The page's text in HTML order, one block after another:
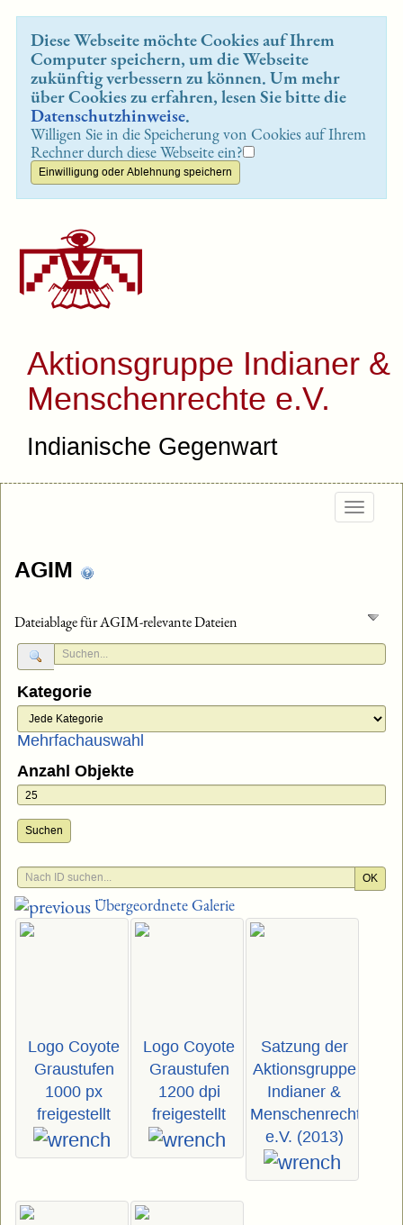
Diese Webseite möchte Cookies auf Ihrem
Computer speichern, um die Webseite
zukünftig verbessern zu können. Um mehr
über Cookies zu erfahren, lesen Sie bitte die
Datenschutzhinweise.
Willigen Sie in die Speicherung von Cookies auf Ihrem
Rechner durch diese Webseite ein?
Aktionsgruppe Indianer &
Menschenrechte e.V.
Indianische Gegenwart
AGIM
Dateiablage für AGIM-relevante Dateien
Kategorie
Mehrfachauswahl
Anzahl Objekte
Suchen
OK
Übergeordnete Galerie
Logo Coyote
Graustufen
1000 px
freigestellt
Logo Coyote
Graustufen
1200 dpi
freigestellt
Satzung der
Aktionsgruppe
Indianer &
Menschenrechte
e.V. (2013)